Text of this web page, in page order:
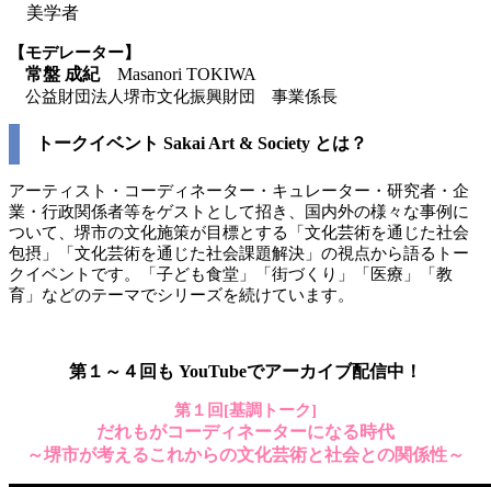
美学者
【モデレーター】
常盤 成紀Masanori TOKIWA
公益財団法人堺市文化振興財団 事業係長
トークイベント Sakai Art & Society とは？
アーティスト・コーディネーター・キュレーター・研究者・企
業・行政関係者等をゲストとして招き、国内外の様々な事例に
ついて、堺市の文化施策が目標とする「文化芸術を通じた社会
包摂」「文化芸術を通じた社会課題解決」の視点から語るトー
クイベントです。「子ども食堂」「街づくり」「医療」「教
育」などのテーマでシリーズを続けています。
第１～４回も YouTubeでアーカイブ配信中！
第１回[基調トーク]
だれもがコーディネーターになる時代
～堺市が考えるこれからの文化芸術と社会との関係性～